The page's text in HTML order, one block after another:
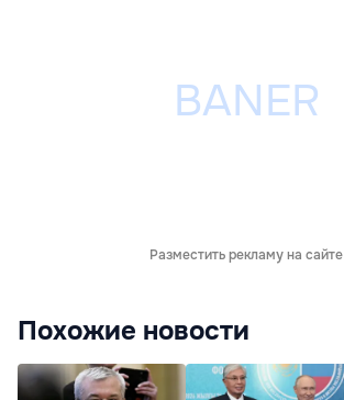
Разместить рекламу на сайте
Похожие новости